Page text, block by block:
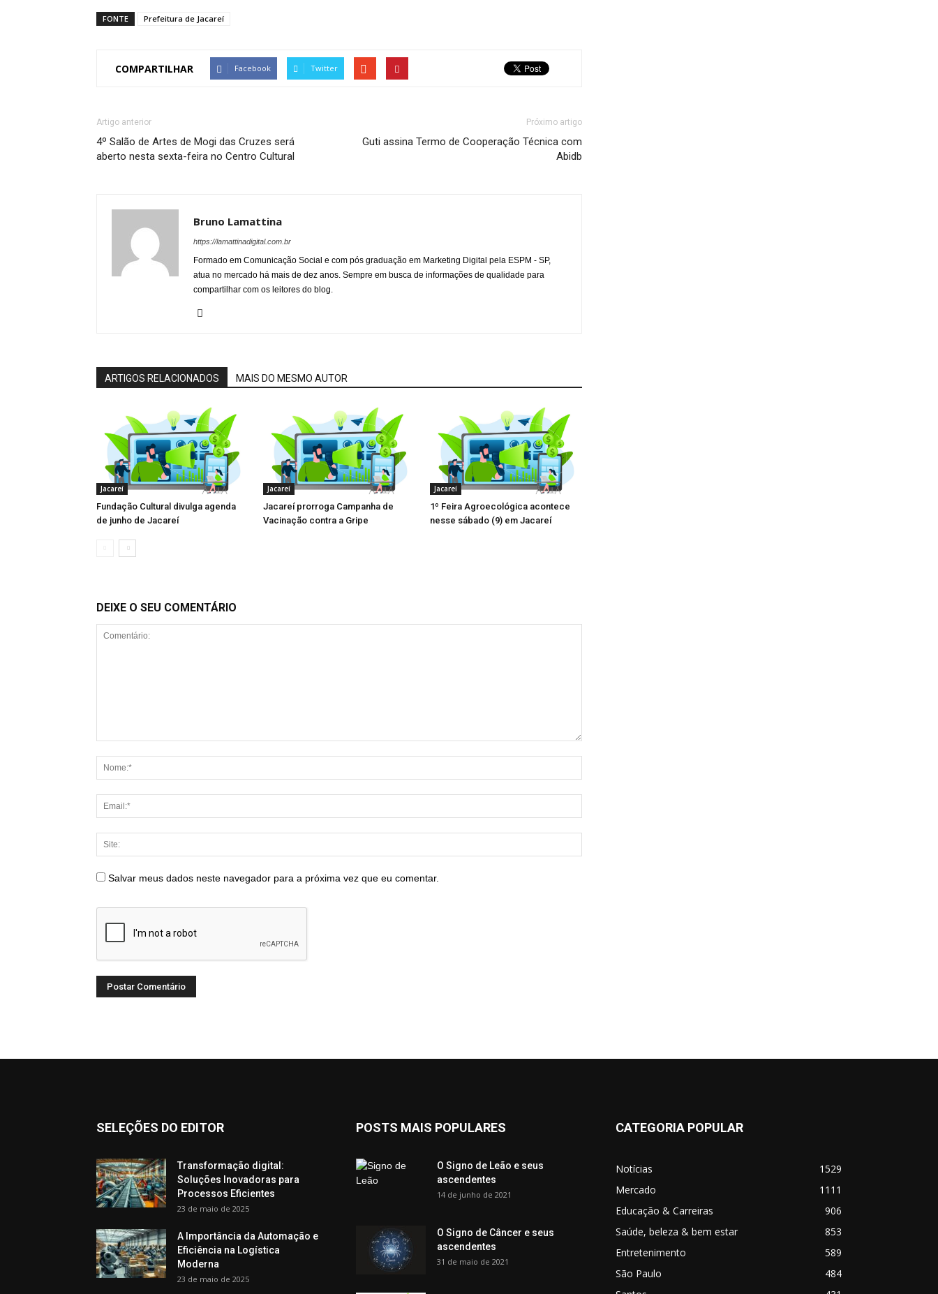
FONTE Prefeitura de Jacareí
COMPARTILHAR Facebook Twitter
Artigo anterior
4º Salão de Artes de Mogi das Cruzes será
aberto nesta sexta-feira no Centro Cultural
Próximo artigo
Guti assina Termo de Cooperação Técnica com
Abidb
Bruno Lamattina
https://lamattinadigital.com.br
Formado em Comunicação Social e com pós graduação em Marketing Digital pela ESPM - SP,
atua no mercado há mais de dez anos. Sempre em busca de informações de qualidade para
compartilhar com os leitores do blog.
ARTIGOS RELACIONADOS MAIS DO MESMO AUTOR
Jacareí
Fundação Cultural divulga agenda
de junho de Jacareí
Jacareí
Jacareí prorroga Campanha de
Vacinação contra a Gripe
Jacareí
1º Feira Agroecológica acontece
nesse sábado (9) em Jacareí
DEIXE O SEU COMENTÁRIO
Salvar meus dados neste navegador para a próxima vez que eu comentar.
SELEÇÕES DO EDITOR
Transformação digital:
Soluções Inovadoras para
Processos Eficientes
23 de maio de 2025
A Importância da Automação e
Eficiência na Logística
Moderna
23 de maio de 2025
POSTS MAIS POPULARES
O Signo de Leão e seus
ascendentes
14 de junho de 2021
O Signo de Câncer e seus
ascendentes
31 de maio de 2021
CATEGORIA POPULAR
Notícias
1529
Mercado
1111
Educação & Carreiras
906
Saúde, beleza & bem estar
853
Entretenimento
589
São Paulo
484